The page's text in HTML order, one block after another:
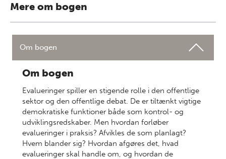
Mere om bogen
Om bogen
Om bogen
Evalueringer spiller en stigende rolle i den offentlige
sektor og den offentlige debat. De er tiltænkt vigtige
demokratiske funktioner både som kontrol- og
udviklingsredskaber. Men hvordan forløber
evalueringer i praksis? Afvikles de som planlagt?
Hvem blander sig? Hvordan afgøres det, hvad
evalueringer skal handle om, og hvordan de